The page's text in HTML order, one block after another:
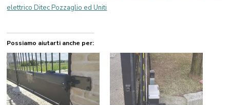
elettrico Ditec Pozzaglio ed Uniti
Possiamo aiutarti anche per: